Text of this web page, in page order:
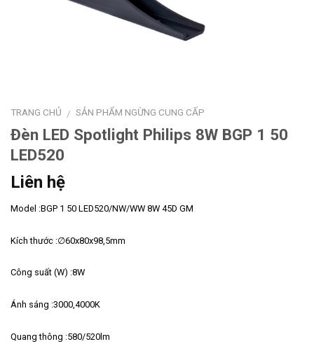
TRANG CHỦ / SẢN PHẨM NGỪNG CUNG CẤP
Đèn LED Spotlight Philips 8W BGP 1 50
LED520
Liên hệ
Model :BGP 1 50 LED520/NW/WW 8W 45D GM
Kích thước :∅60x80x98,5mm
Công suất (W) :8W
Ánh sáng :3000,4000K
Quang thông :580/520lm